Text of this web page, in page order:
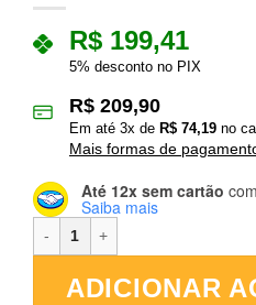
R$ 199,41
5% desconto no PIX
R$ 209,90
Em até 3x de R$ 74,19 no
Mais formas de
Até 12x sem cartão
Saiba mais
ADICIONAR